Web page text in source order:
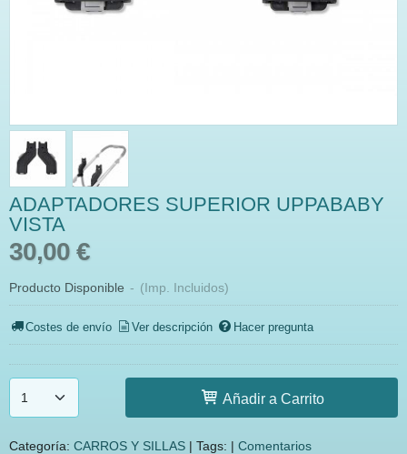
ADAPTADORES SUPERIOR UPPABABY
VISTA
30,00 €
Producto Disponible - (Imp. Incluidos)
Costes de envío Ver descripción Hacer pregunta
Añadir a Carrito
Categoría: CARROS Y SILLAS | Tags: | Comentarios